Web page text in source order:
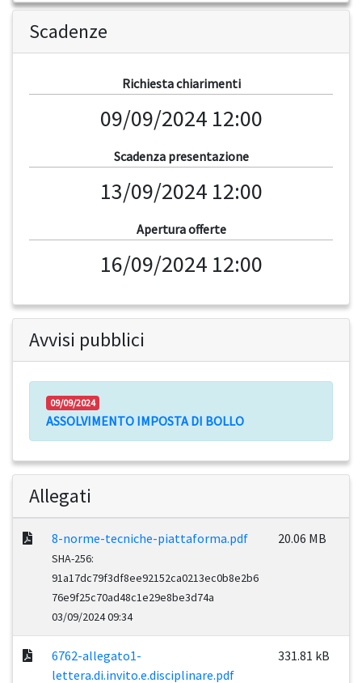
Scadenze
Richiesta chiarimenti
09/09/2024 12:00
Scadenza presentazione
13/09/2024 12:00
Apertura offerte
16/09/2024 12:00
Avvisi pubblici
09/09/2024
ASSOLVIMENTO IMPOSTA DI BOLLO
Allegati
8-norme-tecniche-piattaforma.pdf
SHA-256:
91a17dc79f3df8ee92152ca0213ec0b8e2b6
76e9f25c70ad48c1e29e8be3d74a
03/09/2024 09:34
20.06 MB
6762-allegato1-
lettera.di.invito.e.disciplinare.pdf
331.81 kB